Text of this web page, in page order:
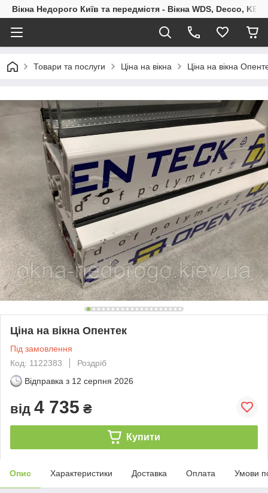
Вікна Недорого Київ та передмістя - Вікна WDS, Decco,
Товари та послуги Ціна на вікна Ціна на вікна
Ціна на вікна Опентек
Під замовлення
Код: 1122383
Роздріб
Відправка з 12 серпня 2026
від 4 735 ₴
Купити
Опис Характеристики Доставка Оплата Умови